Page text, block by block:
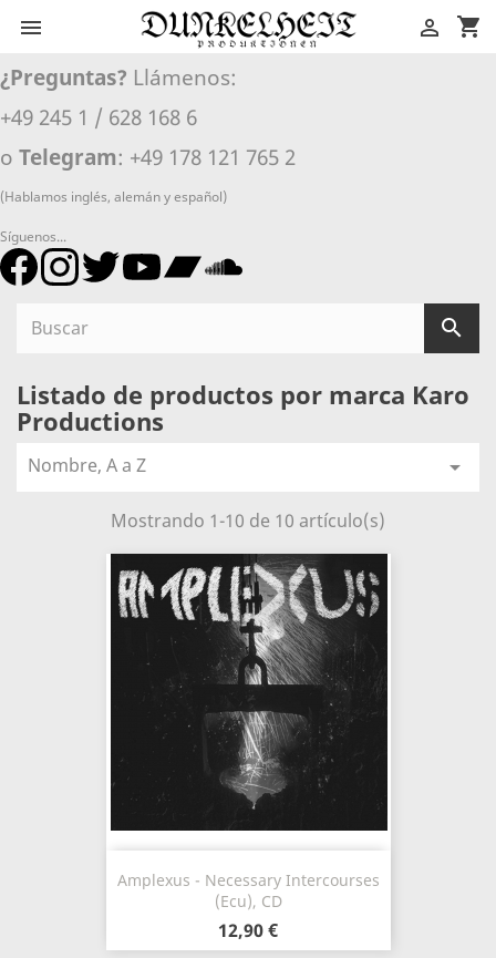
 shopping_cart

¿Preguntas? Llámenos:
+49 245 1 / 628 168 6
o Telegram: +49 178 121 765 2
(Hablamos inglés, alemán y español)
Síguenos...

Listado de productos por marca Karo
Productions
Nombre, A a Z 
Mostrando 1-10 de 10 artículo(s)
Amplexus - Necessary Intercourses
(Ecu), CD
12,90 €